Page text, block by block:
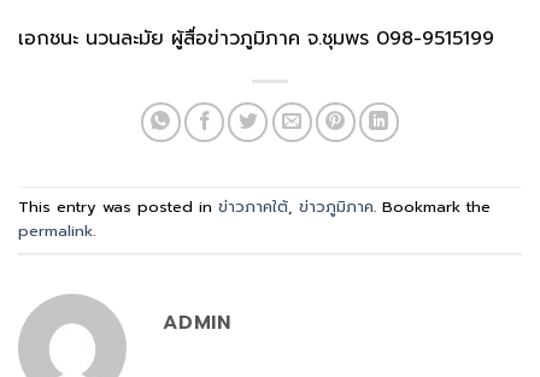
เอกชนะ นวนละมัย ผู้สื่อข่าวภูมิภาค จ.ชุมพร 098-9515199
This entry was posted in ข่าวภาคใต้, ข่าวภูมิภาค. Bookmark the
permalink.
ADMIN